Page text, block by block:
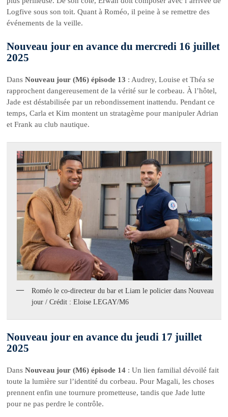
Logfive sous son toit. Quant à Roméo, il peine à se remettre des
événements de la veille.
Nouveau jour en avance du mercredi 16 juillet
2025
DansNouveau jour (M6) épisode 13 : Audrey, Louise et Théa se
rapprochent dangereusement de la vérité sur le corbeau. À l’hôtel,
Jade est déstabilisée par un rebondissement inattendu. Pendant ce
temps, Carla et Kim montent un stratagème pour manipuler Adrian
et Frank au club nautique.
Roméo le co-directeur du bar et Liam le policier dans Nouveau
jour / Crédit : Eloise LEGAY/M6
Nouveau jour en avance du jeudi 17 juillet
2025
DansNouveau jour (M6) épisode 14 : Un lien familial dévoilé fait
toute la lumière sur l’identité du corbeau. Pour Magali, les choses
prennent enfin une tournure prometteuse, tandis que Jade lutte
pour ne pas perdre le contrôle.